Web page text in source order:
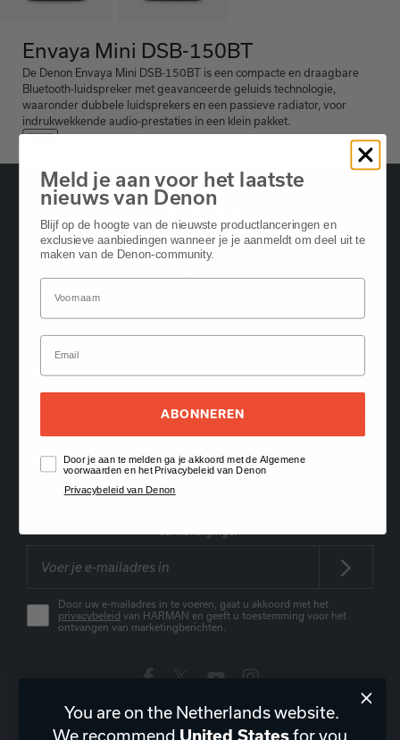
Envaya Mini DSB-150BT
De Denon Envaya Mini DSB-150BT is een compacte en draagbare
Bluetooth-luidspreker met geavanceerde geluids technologie,
waaronder dubbele luidsprekers en een passieve radiator, voor
indrukwekkende audio-prestaties in een klein pakket.
Black
Oude Stadsgracht 1, 5611DD Eindhoven, NL
Bestelling Support
About Us
Door uw e-mailadres in te voeren, gaat u akkoord met het
privacybeleid van HARMAN en geeft u toestemming voor het
ontvangen van marketingberichten.
Nederland| NL
You are on the Netherlands website.
We recommend United Statesfor you.
Meld je aan voor het laatste
nieuws van Denon
Blijf op de hoogte van de nieuwste productlanceringen en
exclusieve aanbiedingen wanneer je je aanmeldt om deel uit te
maken van de Denon-community.
ABONNEREN
Door je aan te melden ga je akkoord met de Algemene
voorwaarden en het Privacybeleid van Denon
Privacybeleid van Denon